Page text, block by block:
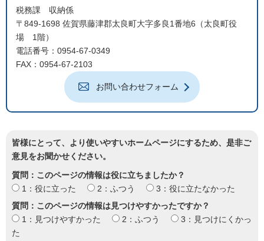
税務課 収納係
〒849-1698 佐賀県藤津郡太良町大字多良1番地6（太良町役
場 1階）
電話番号：0954-67-0349
FAX：0954-67-2103
お問い合わせフォーム
皆様にとって、より使いやすいホームページにするため、是非ご
意見をお聞かせください。
質問：このページの情報は役に立ちましたか？
1：役に立った
2：ふつう
3：役に立たなかった
質問：このページの情報は見つけやすかったですか？
1：見つけやすかった
2：ふつう
3：見つけにくかっ
た